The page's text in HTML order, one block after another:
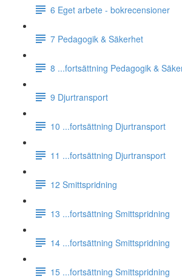
6 Eget arbete - bokrecensioner
7 Pedagogik & Säkerhet
8 ...fortsättning Pedagogik &
9 Djurtransport
10 ...fortsättning Djurtransport
11 ...fortsättning Djurtransport
12 Smittspridning
13 ...fortsättning Smittspridning
14 ...fortsättning Smittspridning
15 ...fortsättning Smittspridning